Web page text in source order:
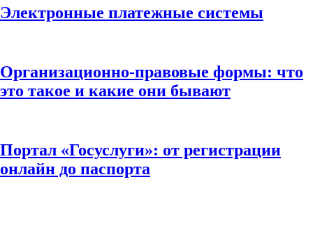
Электронные платежные системы
Организационно-правовые формы: что
это такое и какие они бывают
Портал «Госуслуги»: от регистрации
онлайн до паспорта